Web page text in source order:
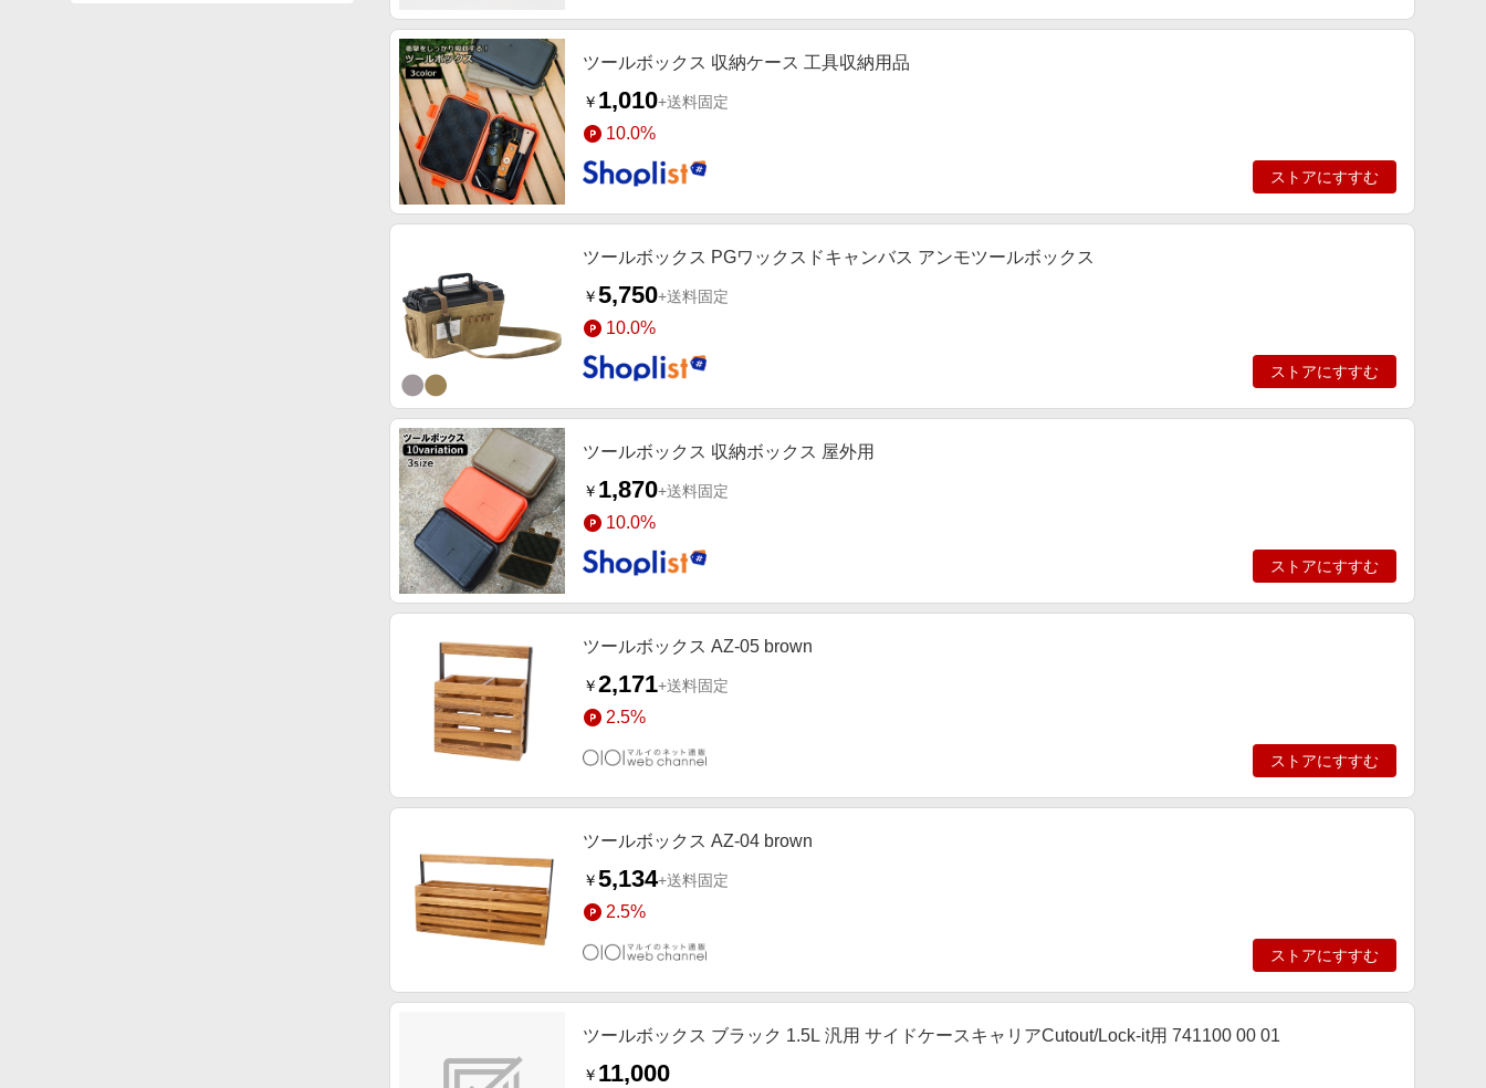
ツールボックス 収納ケース 工具収納用品
￥ 1,010+送料固定
10.0%
ストアにすすむ
ツールボックス PGワックスドキャンバス アンモツールボックス
￥5,750+送料固定
10.0%
ストアにすすむ
ツールボックス 収納ボックス 屋外用
￥ 1,870+送料固定
10.0%
ストアにすすむ
ツールボックス AZ-05 brown
￥2,171+送料固定
2.5%
ストアにすすむ
ツールボックス AZ-04 brown
￥5,134+送料固定
2.5%
ストアにすすむ
ツールボックス ブラック 1.5L 汎用 サイドケースキャリアCutout/Lock-it用 741100 00 01
￥ 11,000